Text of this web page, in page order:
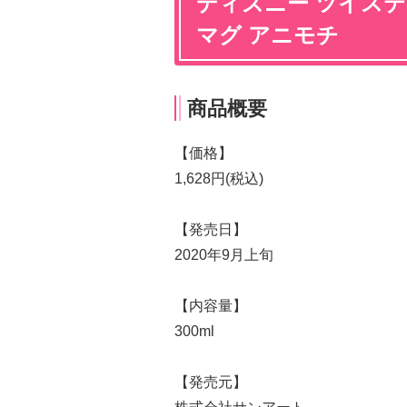
マグ アニモチ
商品概要
【価格】
1,628円(税込)
【発売日】
2020年9月上旬
【内容量】
300ml
【発売元】